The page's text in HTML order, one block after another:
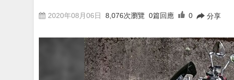
2020年08月06日 8,076次瀏覽 0篇回應 0 分享